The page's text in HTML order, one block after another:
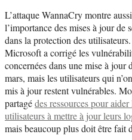
L’attaque WannaCry montre aussi
l’importance des mises à jour de
dans la protection des utilisateurs.
Microsoft a corrigé les
concernées dans une mise à jour
mars, mais les utilisateurs qui
mis à jour restent vulnérables.
partagédes ressources pour aider
utilisateurs à mettre à jour leurs
mais beaucoup plus doit être fait